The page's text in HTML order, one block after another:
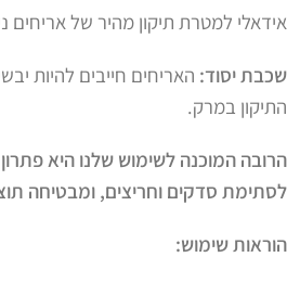
אידאלי למטרת תיקון מהיר של אריחים
שכבת יסוד: האריחים חייבים להיות
התיקון במרק.
הרובה המוכנה לשימוש שלנו היא
לסתימת סדקים וחריצים, ומבטיחה
הוראות שימוש: